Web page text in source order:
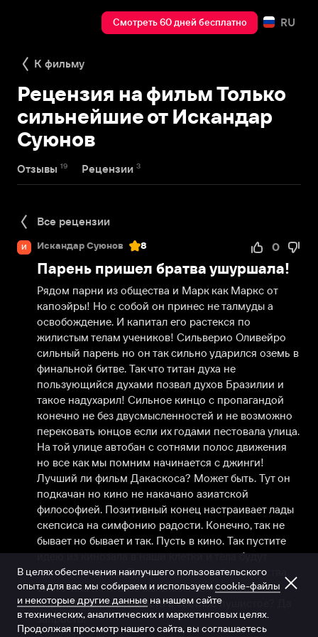
Смотреть 60 дней бесплатно RU
К фильму
Рецензия на фильм Только
сильнейшие от Искандар
Суюнов
Отзывы 19 Рецензии 3
Все рецензии
И Искандар Суюнов 8 0
Парень пришел братва ушуршала!
Рядом парни из общества и Марк как Маркс от
капоэйры! Но с собой он принес не талмуды а
освобождение. И капитал его растекся по
жилистым телам учеников! Сильверио Оливейро
сильный парень но он так сильно ударился оземь в
финальной битве. Так что титан духа не
пользующийся духами позвал духов Бразилии и
такое надухарил! Сильное кинцо с пропагандой
конечно не без двусмысленностей и не возможно
перековать юнцов если их годами пестовала улица.
На той улице автобан с сотнями полос движения
но все как мы помним начинается с джинги!
Лучший ли фильм Дакаскоса? Может быть. Тут он
подкачан но кино не накачано азиатской
философией. Позитивный конец настраивает лады
скепсиса на симфонию радости. Конечно, так не
бывает но бывает и так. Пусть в кино. Так пустите
идею из кинозала в наши клетки и тела будут
крепче и мораль. Пока же в клетках большинства
синтетика и ГМО но мы знаем как бывает.
Перековать рецидивиста в светлое пушистое? Да
запросто.
В целях обеспечения наилучшего пользовательского
опыта для вас мы собираем и используем cookie-файлы
и некоторые другие данные на нашем сайте
в технических, аналитических и маркетинговых целях.
Продолжая просмотр нашего сайта, вы соглашаетесь